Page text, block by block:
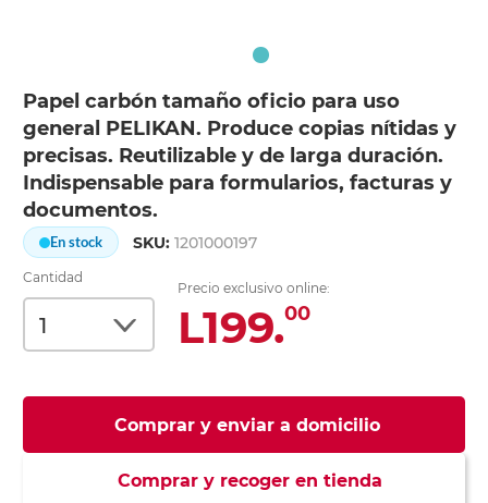
Papel carbón tamaño oficio para uso
general PELIKAN. Produce copias nítidas y
precisas. Reutilizable y de larga duración.
Indispensable para formularios, facturas y
documentos.
En stock SKU:1201000197
Cantidad
Precio exclusivo online:
L199.00
Comprar y enviar a domicilio
Comprar y recoger en tienda